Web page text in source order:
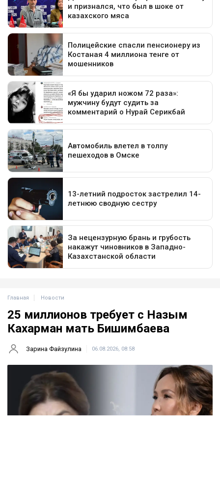
Главная Новости
25 миллионов требует с Назым
Кахарман мать Бишимбаева
Зарина Файзулина 06.08.2026, 08:58